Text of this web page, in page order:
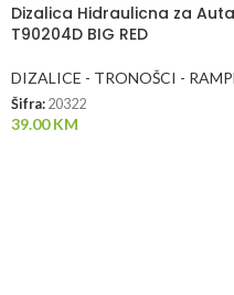
Dizalica Hidraulicna za
T90204D BIG RED
DIZALICE - TRONOŠCI -
Šifra: 20322
39.00KM